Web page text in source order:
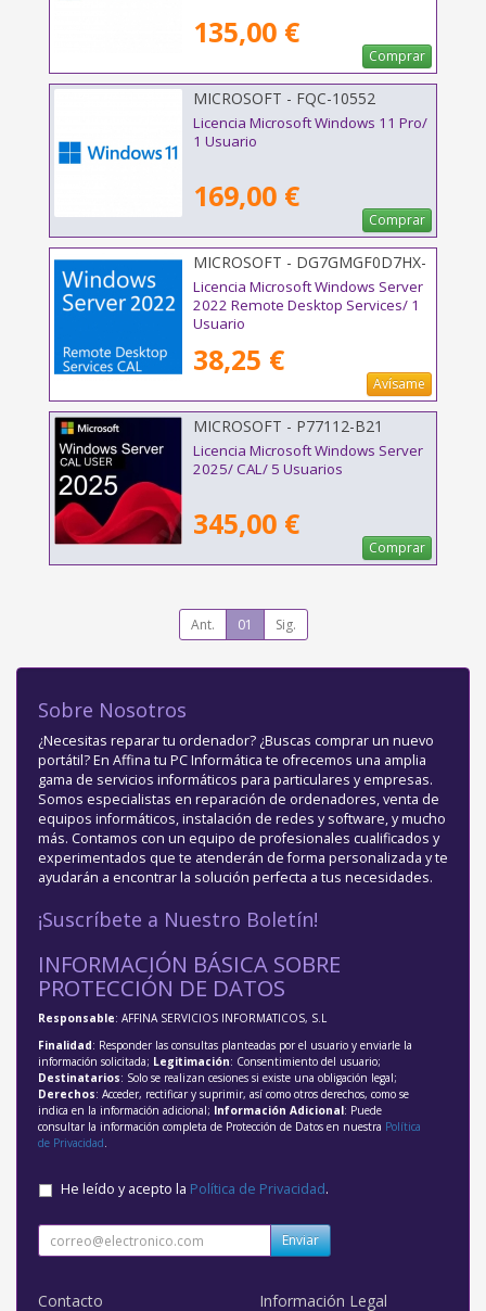
135,00 €
Comprar
MICROSOFT - FQC-10552
Licencia Microsoft Windows 11 Pro/
1 Usuario
169,00 €
Comprar
MICROSOFT - DG7GMGF0D7HX-
0009
Licencia Microsoft Windows Server
2022 Remote Desktop Services/ 1
Usuario
38,25 €
Avísame
MICROSOFT - P77112-B21
Licencia Microsoft Windows Server
2025/ CAL/ 5 Usuarios
345,00 €
Comprar
Ant. 01 Sig.
Sobre Nosotros
¿Necesitas reparar tu ordenador? ¿Buscas comprar un nuevo
portátil? En Affina tu PC Informática te ofrecemos una amplia
gama de servicios informáticos para particulares y empresas.
Somos especialistas en reparación de ordenadores, venta de
equipos informáticos, instalación de redes y software, y mucho
más. Contamos con un equipo de profesionales cualificados y
experimentados que te atenderán de forma personalizada y te
ayudarán a encontrar la solución perfecta a tus necesidades.
¡Suscríbete a Nuestro Boletín!
INFORMACIÓN BÁSICA SOBRE
PROTECCIÓN DE DATOS
Responsable: AFFINA SERVICIOS INFORMATICOS, S.L
Finalidad: Responder las consultas planteadas por el usuario y enviarle la
información solicitada; Legitimación: Consentimiento del usuario;
Destinatarios: Solo se realizan cesiones si existe una obligación legal;
Derechos: Acceder, rectificar y suprimir, así como otros derechos, como se
indica en la información adicional; Información Adicional: Puede
consultar la información completa de Protección de Datos en nuestra Política
de Privacidad.
He leído y acepto la Política de Privacidad.
Enviar
Contacto Información Legal